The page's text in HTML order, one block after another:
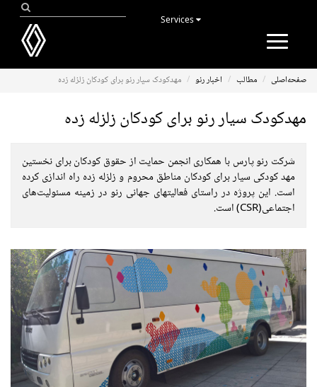
Toggle
صفحه‌اصلی مطالب اخبار رنو مهدکودک سیار رنو برای کودکان زلزله زده
مهدکودک سیار رنو برای کودکان زلزله زده
شرکت رنو پارس با همکاری انجمن حمایت از حقوق کودکان برای نخستین
مهد کودکی سیار برای کودکان مناطق محروم و زلزله زده راه اندازی کرده
است. این پروژه در راستای فعالیتهای جهانی رنو در زمینه مسئولیت‌های
اجتماعی(CSR) است.